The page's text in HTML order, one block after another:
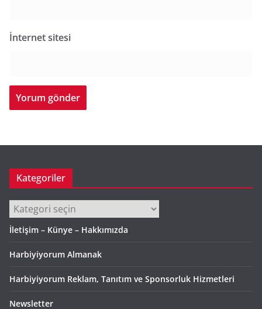
İnternet sitesi
Kategoriler
Kategoriler
İletişim – Künye – Hakkımızda
Harbiyiyorum Almanak
Harbiyiyorum Reklam, Tanıtım ve Sponsorluk Hizmetleri
Newsletter